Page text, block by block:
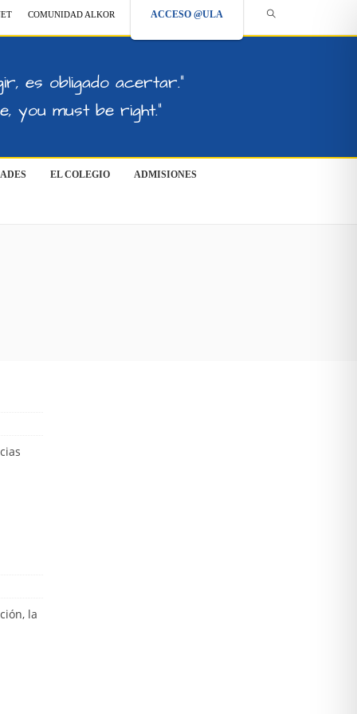
COMUNIDAD ALKOR ACCESO @ULA
es obligado acertar."
you must be right."
EL COLEGIO ADMISIONES
la